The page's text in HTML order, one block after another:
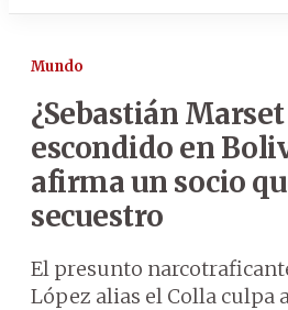
Mundo
¿Sebastián
escondido en
afirma un socio
secuestro
El presunto
López alias el Colla culpa